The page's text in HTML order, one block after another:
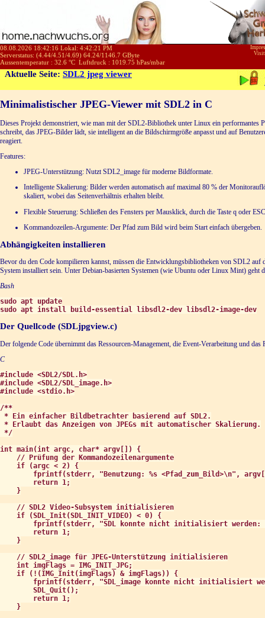
08.08.2026 18:42:16 Lokal: 4:42:22 PM
Serverstatus: (4.44/4.51/4.69) 64.24/1146.7 GByte
Aussentemperatur : 32.6 °C Luftdruck : 1019.75 hPas/mbar
Aktuelle Seite: SDL2 jpeg viewer
Minimalistischer JPEG-Viewer mit SDL2 in C
Dieses Projekt demonstriert, wie man mit der SDL2-Bibliothek unter Linux ein performantes
schreibt, das JPEG-Bilder lädt, sie intelligent an die Bildschirmgröße anpasst und auf
reagiert.
Features:
JPEG-Unterstützung: Nutzt SDL2_image für moderne Bildformate.
Intelligente Skalierung: Bilder werden automatisch auf maximal 80 % der
skaliert, wobei das Seitenverhältnis erhalten bleibt.
Flexible Steuerung: Schließen des Fensters per Mausklick, durch die Taste q oder
Kommandozeilen-Argumente: Der Pfad zum Bild wird beim Start einfach übergeben.
Abhängigkeiten installieren
Bevor du den Code kompilieren kannst, müssen die Entwicklungsbibliotheken von SDL2 auf
System installiert sein. Unter Debian-basierten Systemen (wie Ubuntu oder Linux Mint) geht
Bash
sudo apt update
sudo apt install build-essential libsdl2-dev libsdl2-image-dev
Der Quellcode (SDLjpgview.c)
Der folgende Code übernimmt das Ressourcen-Management, die Event-Verarbeitung und das
C
#include <SDL2/SDL.h>
#include <SDL2/SDL_image.h>
#include <stdio.h>
/**
* Ein einfacher Bildbetrachter basierend auf SDL2.
* Erlaubt das Anzeigen von JPEGs mit automatischer Skalierung.
*/
int main(int argc, char* argv[]) {
    // Prüfung der Kommandozeilenargumente
    if (argc < 2) {
fprintf(stderr, "Benutzung: %s <Pfad_zum_Bild>\n",
        return 1;
    }
    // SDL2 Video-Subsystem initialisieren
    if (SDL_Init(SDL_INIT_VIDEO) < 0) {
fprintf(stderr, "SDL konnte nicht initialisiert werden:
        return 1;
    }
    // SDL2_image für JPEG-Unterstützung initialisieren
    int imgFlags = IMG_INIT_JPG;
    if (!(IMG_Init(imgFlags) & imgFlags)) {
fprintf(stderr, "SDL_image konnte nicht initialisiert
        SDL_Quit();
        return 1;
    }